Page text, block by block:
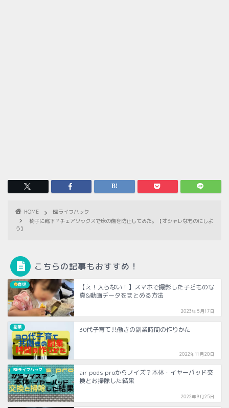
HOME
🖼ライフハック
椅子に靴下？チェアソックスで床の傷を防止してみた。【オシャレなものにしよ
う】
こちらの記事もおすすめ！
育児
【え！入らない！】スマホで撮影した子どもの写
真&動画データをまとめる方法
2023年5月17日
副業 30代子育て共働きの副業時間の作りかた
2022年11月20日
🖼ライフハック
air pods proからノイズ？本体・イヤーパッド交
換とお掃除した結果
2022年9月25日